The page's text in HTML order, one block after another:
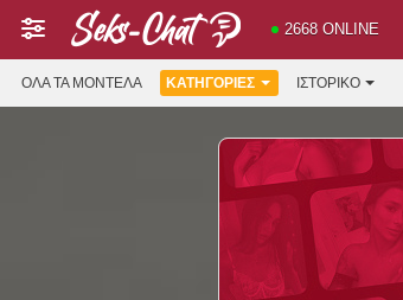
2668 ONLINE
ΌΛΑ ΤΑ ΜΟΝΤΈΛΑ ΚΑΤΗΓΟΡΊΕΣ ΙΣΤΟΡΙΚΌ